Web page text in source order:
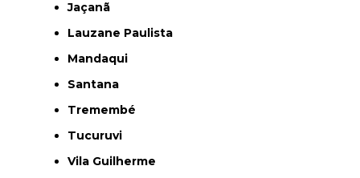
Jaçanã
Lauzane Paulista
Mandaqui
Santana
Tremembé
Tucuruvi
Vila Guilherme